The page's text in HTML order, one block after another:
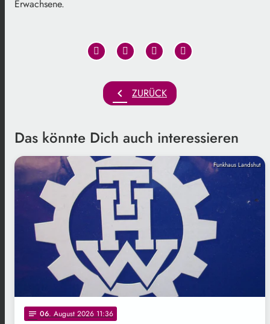
Erwachsene.
chevron_left ZURÜCK
Das könnte Dich auch interessieren
Funkhaus Landshut
notes 06. August 2026 11:36